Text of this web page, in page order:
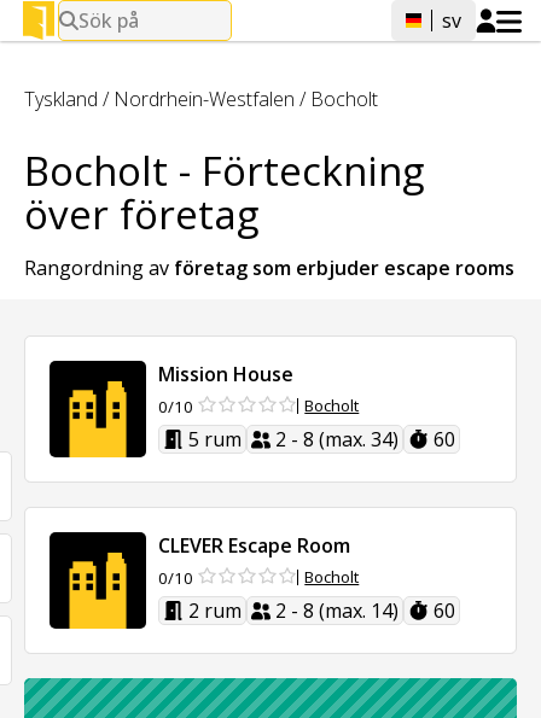
Sök på sv
Tyskland / Nordrhein-Westfalen / Bocholt
Bocholt - Förteckning
över företag
Rangordning av företag som erbjuder escape rooms
Mission House
0/10 Bocholt
5 rum 2 - 8 (max. 34) 60
CLEVER Escape Room
0/10 Bocholt
2 rum 2 - 8 (max. 14) 60